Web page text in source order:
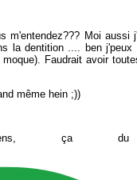
m'entendez??? Moi aussi
la dentition .... ben j'peux
Faudrait avoir
même hein ;))
ça